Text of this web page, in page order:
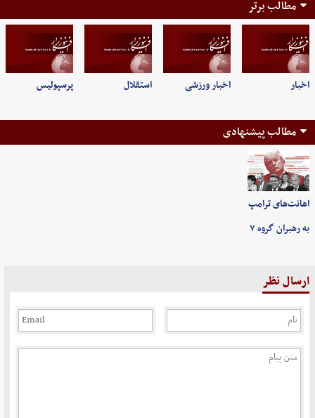
مطالب برتر
اخبار اخبار ورزشی استقلال پرسپولیس
مطالب پیشنهادی
اهانت‌های ترامپ
به رهبران گروه ۷
ارسال نظر